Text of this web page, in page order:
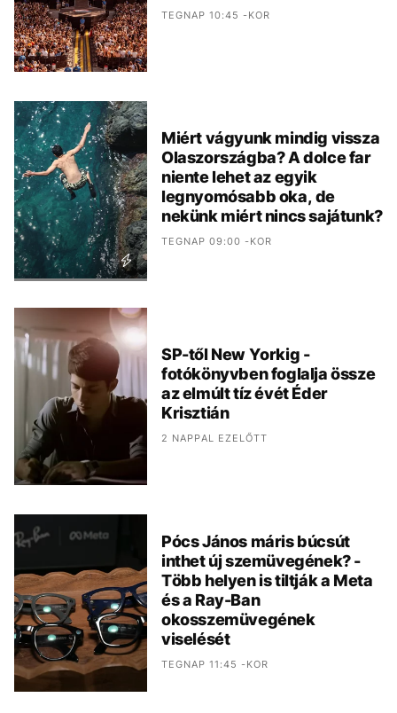
TEGNAP 10:45 -KOR
Miért vágyunk mindig vissza
Olaszországba? A dolce far
niente lehet az egyik
legnyomósabb oka, de
nekünk miért nincs sajátunk?
TEGNAP 09:00 -KOR
SP-től New Yorkig -
fotókönyvben foglalja össze
az elmúlt tíz évét Éder
Krisztián
2 NAPPAL EZELŐTT
Pócs János máris búcsút
inthet új szemüvegének? -
Több helyen is tiltják a Meta
és a Ray-Ban
okosszemüvegének
viselését
TEGNAP 11:45 -KOR